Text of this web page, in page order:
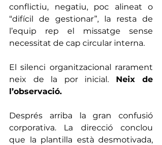
conflictiu, negatiu, poc alineat o
“difícil de gestionar”, la resta de
l’equip rep el missatge sense
necessitat de cap circular interna.
El silenci organitzacional rarament
neix de la por inicial. Neix de
l’observació.
Després arriba la gran confusió
corporativa. La direcció conclou
que la plantilla està desmotivada,